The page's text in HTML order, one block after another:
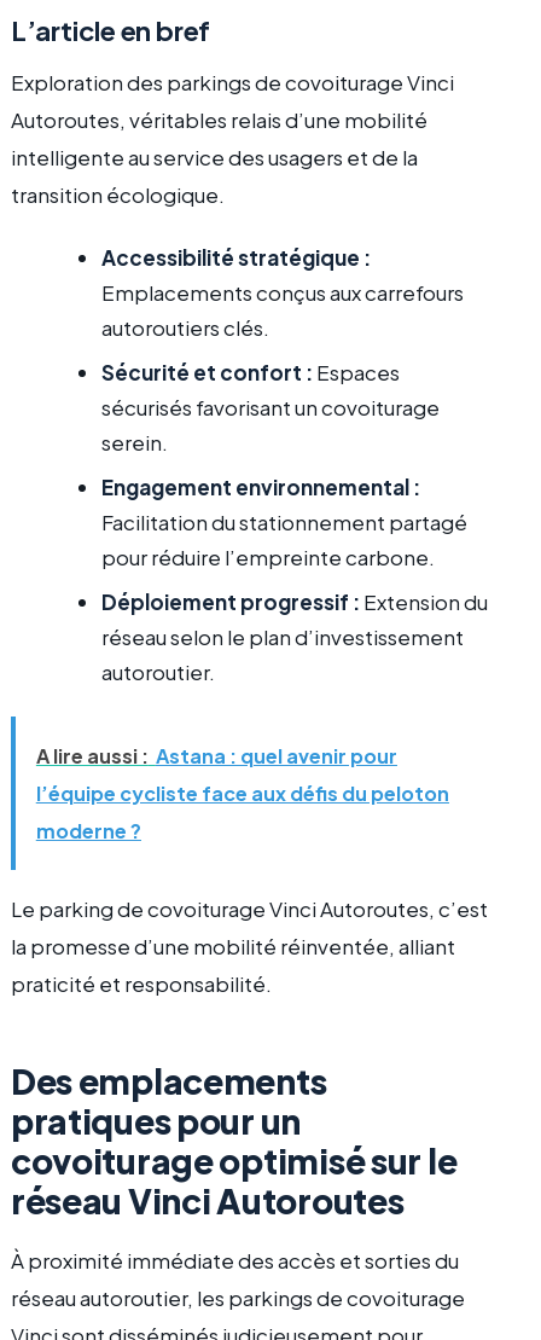
L’article en bref
Exploration des parkings de covoiturage Vinci
Autoroutes, véritables relais d’une mobilité
intelligente au service des usagers et de la
transition écologique.
Accessibilité stratégique :
Emplacements conçus aux carrefours
autoroutiers clés.
Sécurité et confort : Espaces
sécurisés favorisant un covoiturage
serein.
Engagement environnemental :
Facilitation du stationnement partagé
pour réduire l’empreinte carbone.
Déploiement progressif : Extension du
réseau selon le plan d’investissement
autoroutier.
A lire aussi : Astana : quel avenir pour
l’équipe cycliste face aux défis du peloton
moderne ?
Le parking de covoiturage Vinci Autoroutes, c’est
la promesse d’une mobilité réinventée, alliant
praticité et responsabilité.
Des emplacements
pratiques pour un
covoiturage optimisé sur le
réseau Vinci Autoroutes
À proximité immédiate des accès et sorties du
réseau autoroutier, les parkings de covoiturage